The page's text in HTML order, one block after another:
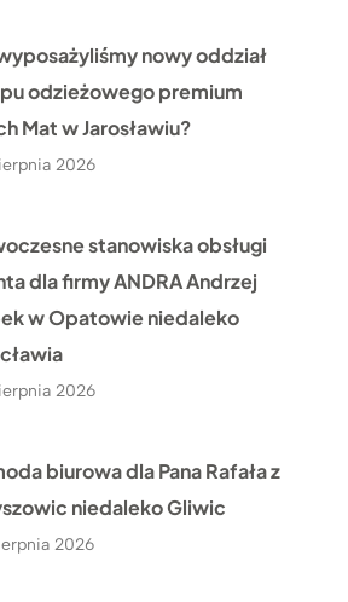
nowy oddział
odzieżowego premium
Mat w Jarosławiu?
2026
stanowiska obsługi
dla firmy ANDRA Andrzej
w Opatowie niedaleko
2026
biurowa dla Pana Rafała z
niedaleko Gliwic
2026